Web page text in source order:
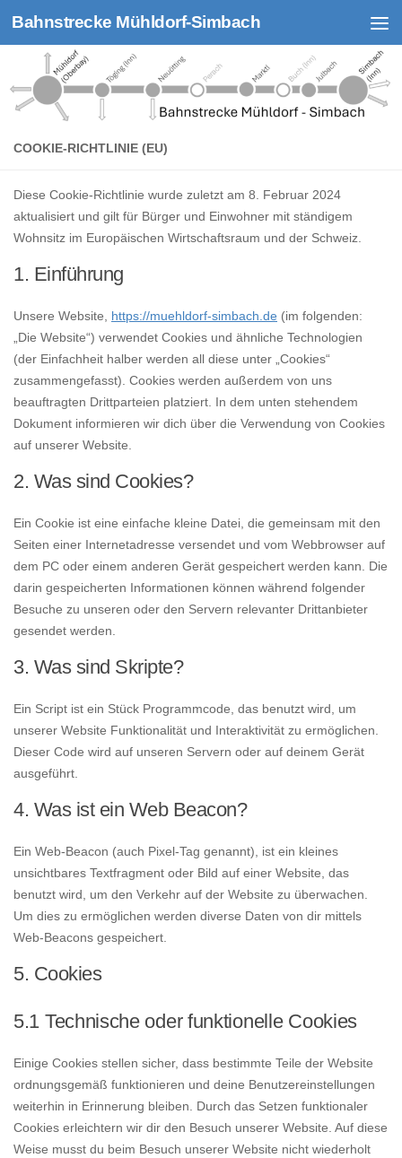
Zum Inhalt springen
Bahnstrecke Mühldorf-Simbach
COOKIE-RICHTLINIE (EU)
Diese Cookie-Richtlinie wurde zuletzt am 8. Februar 2024
aktualisiert und gilt für Bürger und Einwohner mit ständigem
Wohnsitz im Europäischen Wirtschaftsraum und der Schweiz.
1. Einführung
Unsere Website, https://muehldorf-simbach.de (im folgenden:
„Die Website“) verwendet Cookies und ähnliche Technologien
(der Einfachheit halber werden all diese unter „Cookies“
zusammengefasst). Cookies werden außerdem von uns
beauftragten Drittparteien platziert. In dem unten stehendem
Dokument informieren wir dich über die Verwendung von Cookies
auf unserer Website.
2. Was sind Cookies?
Ein Cookie ist eine einfache kleine Datei, die gemeinsam mit den
Seiten einer Internetadresse versendet und vom Webbrowser auf
dem PC oder einem anderen Gerät gespeichert werden kann. Die
darin gespeicherten Informationen können während folgender
Besuche zu unseren oder den Servern relevanter Drittanbieter
gesendet werden.
3. Was sind Skripte?
Ein Script ist ein Stück Programmcode, das benutzt wird, um
unserer Website Funktionalität und Interaktivität zu ermöglichen.
Dieser Code wird auf unseren Servern oder auf deinem Gerät
ausgeführt.
4. Was ist ein Web Beacon?
Ein Web-Beacon (auch Pixel-Tag genannt), ist ein kleines
unsichtbares Textfragment oder Bild auf einer Website, das
benutzt wird, um den Verkehr auf der Website zu überwachen.
Um dies zu ermöglichen werden diverse Daten von dir mittels
Web-Beacons gespeichert.
5. Cookies
5.1 Technische oder funktionelle Cookies
Einige Cookies stellen sicher, dass bestimmte Teile der Website
ordnungsgemäß funktionieren und deine Benutzereinstellungen
weiterhin in Erinnerung bleiben. Durch das Setzen funktionaler
Cookies erleichtern wir dir den Besuch unserer Website. Auf diese
Weise musst du beim Besuch unserer Website nicht wiederholt